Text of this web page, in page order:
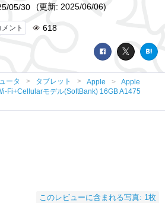
メント 618
05/30 (更新: 2025/06/06)
ータ タブレット Apple
Apple
Fi+Cellularモデル(SoftBank) 16GB A1475
このレビューに含まれる写真: 1枚